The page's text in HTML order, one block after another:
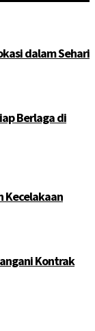
dalam Sehari
Berlaga di
Kecelakaan
Kontrak